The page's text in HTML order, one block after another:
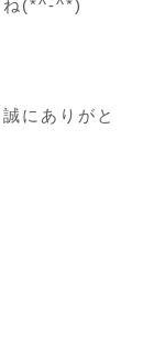
ね(*^-^*)
にありがと